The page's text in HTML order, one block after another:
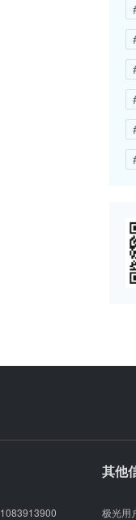
1083913900
其他
极光用